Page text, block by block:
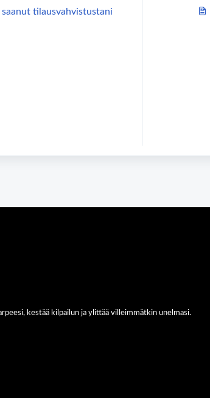
tilausvahvistustani
kestää kilpailun ja ylittää villeimmätkin unelmasi.